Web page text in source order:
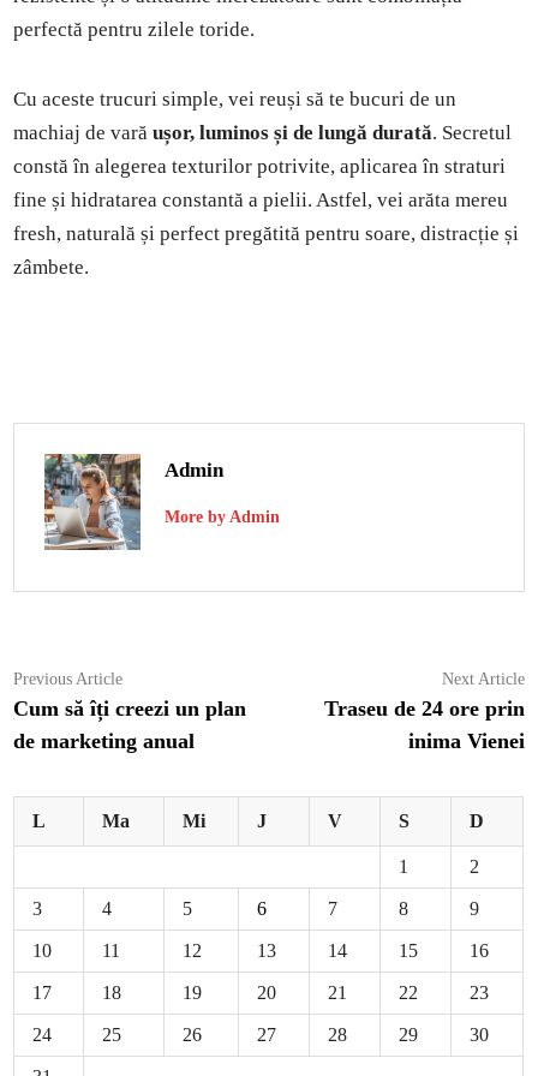
perfectă pentru zilele toride.
Cu aceste trucuri simple, vei reuși să te bucuri de un
machiaj de varăușor, luminos și de lungă durată. Secretul
constă în alegerea texturilor potrivite, aplicarea în straturi
fine și hidratarea constantă a pielii. Astfel, vei arăta mereu
fresh, naturală și perfect pregătită pentru soare, distracție și
zâmbete.
Admin
More by Admin
Navigare
în
articole
Previous ArticlePrevious
article:
Cum să îți creezi un plan
de marketing anual
Next Article
Traseu de 24 ore prin
inima Vienei
L Ma Mi J V S D
1 2
3 4 5 6 7 8 9
10 11 12 13 14 15 16
17 18 19 20 21 22 23
24 25 26 27 28 29 30